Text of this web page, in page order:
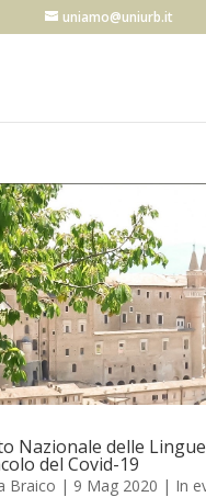
uniamo@uniurb.it
Nazionale delle
del Covid-19
Braico | 9 Mag 2020 | In